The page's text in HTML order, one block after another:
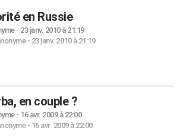
en Russie
- 23 janv. 2010 à 21:19
- 23 janv. 2010 à 21:19
en couple ?
- 16 avr. 2009 à 22:00
- 16 avr. 2009 à 22:00